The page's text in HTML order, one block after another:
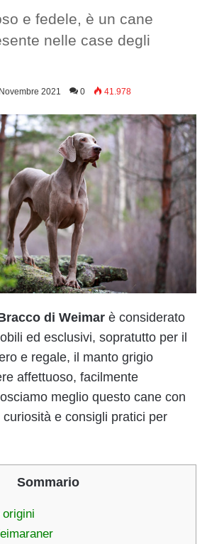
e fedele, è un cane
nelle case degli
2021 0 41.978
di Weimar è considerato
ed esclusivi, sopratutto per il
e regale, il manto grigio
affettuoso, facilmente
meglio questo cane con
e consigli pratici per
Sommario